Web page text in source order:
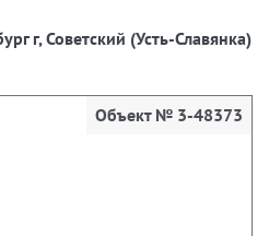
г, Советский (Усть-Славянка)
Объект № 3-48373